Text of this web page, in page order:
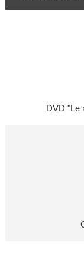
DVD "Le